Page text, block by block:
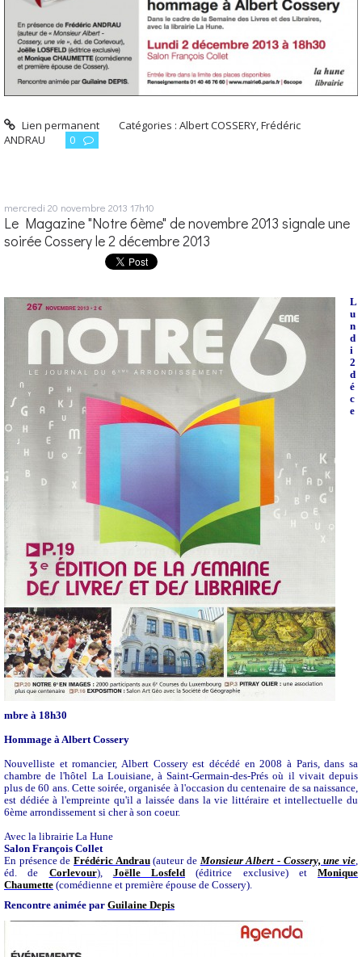
Lien permanent Catégories :Albert COSSERY,Frédéric
ANDRAU
0
mercredi 20 novembre 2013 17h10
Le Magazine "Notre 6ème" de novembre 2013 signale une
soirée Cossery le 2 décembre 2013
L
u
n
d
i
2
d
é
c
e
mbre à 18h30
Hommage à Albert Cossery
Nouvelliste et romancier, Albert Cossery est décédé en 2008 à Paris, dans sa
chambre de l'hôtel La Louisiane, à Saint-Germain-des-Prés où il vivait depuis
plus de 60 ans. Cette soirée, organisée à l'occasion du centenaire de sa naissance,
est dédiée à l'empreinte qu'il a laissée dans la vie littéraire et intellectuelle du
6ème arrondissement si cher à son coeur.
Avec la librairie La Hune
Salon François Collet
En présence de Frédéric Andrau(auteur de Monsieur Albert - Cossery, une vie
éd. de Corlevour), Joëlle Losfeld (éditrice exclusive) et Monique
Chaumette (comédienne et première épouse de Cossery).
Rencontre animée par Guilaine Depis